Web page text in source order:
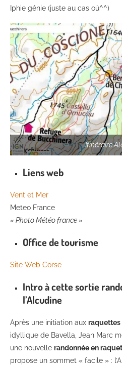
Iphie génie (juste au cas où^^)
Itinéraire
Liens web
Vent et Mer
Meteo France
« Photo Météo france »
Office de tourisme
Site Web Corse
Intro à cette sortie
l’Alcudine
Après une initiation aux raquettes
idyllique de Bavella, Jean Marc
une nouvelle randonnée en
propose un sommet « facile » :